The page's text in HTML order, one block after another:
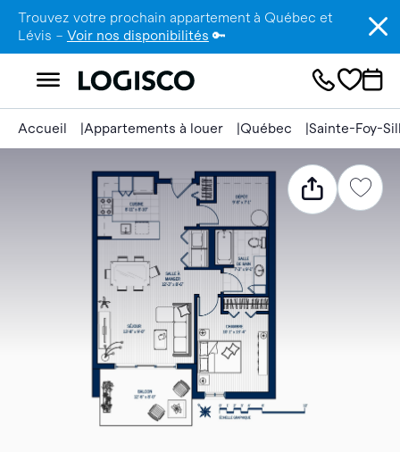
Trouvez votre prochain appartement à Québec et
Lévis – Voir nos disponibilités 🔑
Accueil Appartements à louer Québec Sainte-Foy-